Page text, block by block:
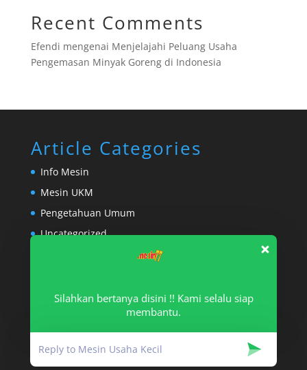
Recent Comments
Efendi mengenai Menjelajahi Peluang Usaha
Pengemasan Minyak Goreng di Indonesia
Article Categories
Info Mesin
Mesin UKM
Pengetahuan Umum
Uncategorized
TOKOPEDIA
SHOPEE
Facebook
Twitter
Instagram
TikTokYouTube
Silahkan bertanya disini !! Kami selalu siap
membantu.